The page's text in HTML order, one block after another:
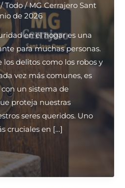
/Todo/MG Cerrajero Sant
de 2026
en el hogar es una
para muchas personas.
delitos como los robos y
vez más comunes, es
un sistema de
proteja nuestras
seres queridos. Uno
cruciales en […]